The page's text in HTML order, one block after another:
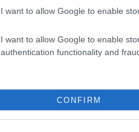
I want to allow Google to enable
I want to allow Google to enable
authentication functionality and
CONFIRM